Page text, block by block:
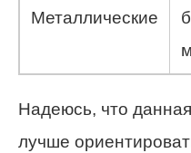
Металлические
Надеюсь, что
лучше